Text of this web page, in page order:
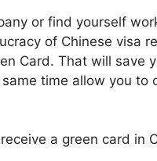
or find yourself
of Chinese visa
Card. That will save
time allow you
a green card in